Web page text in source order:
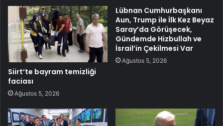
Siirt’te bayram temizliği
faciası
Ağustos 5, 2026
Lübnan Cumhurbaşkanı
Aun, Trump ile İlk Kez Beyaz
Saray’da Görüşecek,
Gündemde Hizbullah ve
İsrail’in Çekilmesi Var
Ağustos 5, 2026